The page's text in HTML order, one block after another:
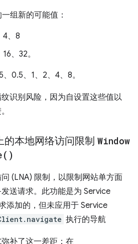
一组新的可能值：
4、8
、32。
0.5、1、2、4、8。
识别风险，因为自设置这些值以
本地网络访问限制 Window
)
(LNA) 限制，以限制网站单方面
送请求。此功能是为 Service
添加的，但未应用于 Service
执行的导航
补了这一差距：在